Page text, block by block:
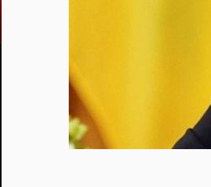
أوديسا